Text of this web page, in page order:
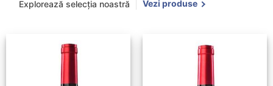
Explorează selecția noastră Vezi produse